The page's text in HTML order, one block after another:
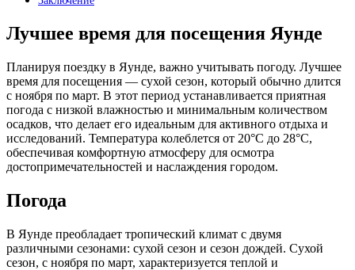
Лучшее время для посещения Яунде
Планируя поездку в Яунде, важно учитывать погоду. Лучшее
время для посещения — сухой сезон, который обычно длится
с ноября по март. В этот период устанавливается приятная
погода с низкой влажностью и минимальным количеством
осадков, что делает его идеальным для активного отдыха и
исследований. Температура колеблется от 20°C до 28°C,
обеспечивая комфортную атмосферу для осмотра
достопримечательностей и наслаждения городом.
Погода
В Яунде преобладает тропический климат с двумя
различными сезонами: сухой сезон и сезон дождей. Сухой
сезон, с ноября по март, характеризуется теплой и